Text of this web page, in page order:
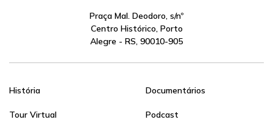
Praça Mal. Deodoro, s/nº
Centro Histórico, Porto
Alegre - RS, 90010-905
História
Tour Virtual
Documentários
Podcast